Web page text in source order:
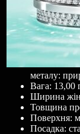
металу:
Вага: 13,00
Ширина
Товщина
Поверхня:
Посадка: